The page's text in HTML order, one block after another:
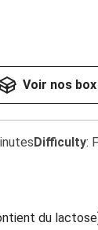
Voir nos box
Difficulty:
du